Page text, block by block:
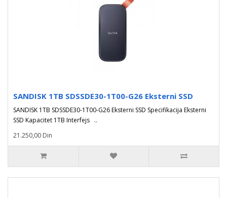
SANDISK 1TB SDSSDE30-1T00-G26 Eksterni SSD
SANDISK 1TB SDSSDE30-1T00-G26 Eksterni SSD Specifikacija Eksterni
SSD Kapacitet 1TB Interfejs ..
21.250,00 Din